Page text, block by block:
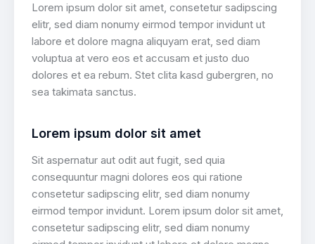
Lorem ipsum dolor sit amet, consetetur sadipscing
elitr, sed diam nonumy eirmod tempor invidunt ut
labore et dolore magna aliquyam erat, sed diam
voluptua at vero eos et accusam et justo duo
dolores et ea rebum. Stet clita kasd gubergren, no
sea takimata sanctus.
Lorem ipsum dolor sit amet
Sit aspernatur aut odit aut fugit, sed quia
consequuntur magni dolores eos qui ratione
consetetur sadipscing elitr, sed diam nonumy
eirmod tempor invidunt. Lorem ipsum dolor sit amet,
consetetur sadipscing elitr, sed diam nonumy